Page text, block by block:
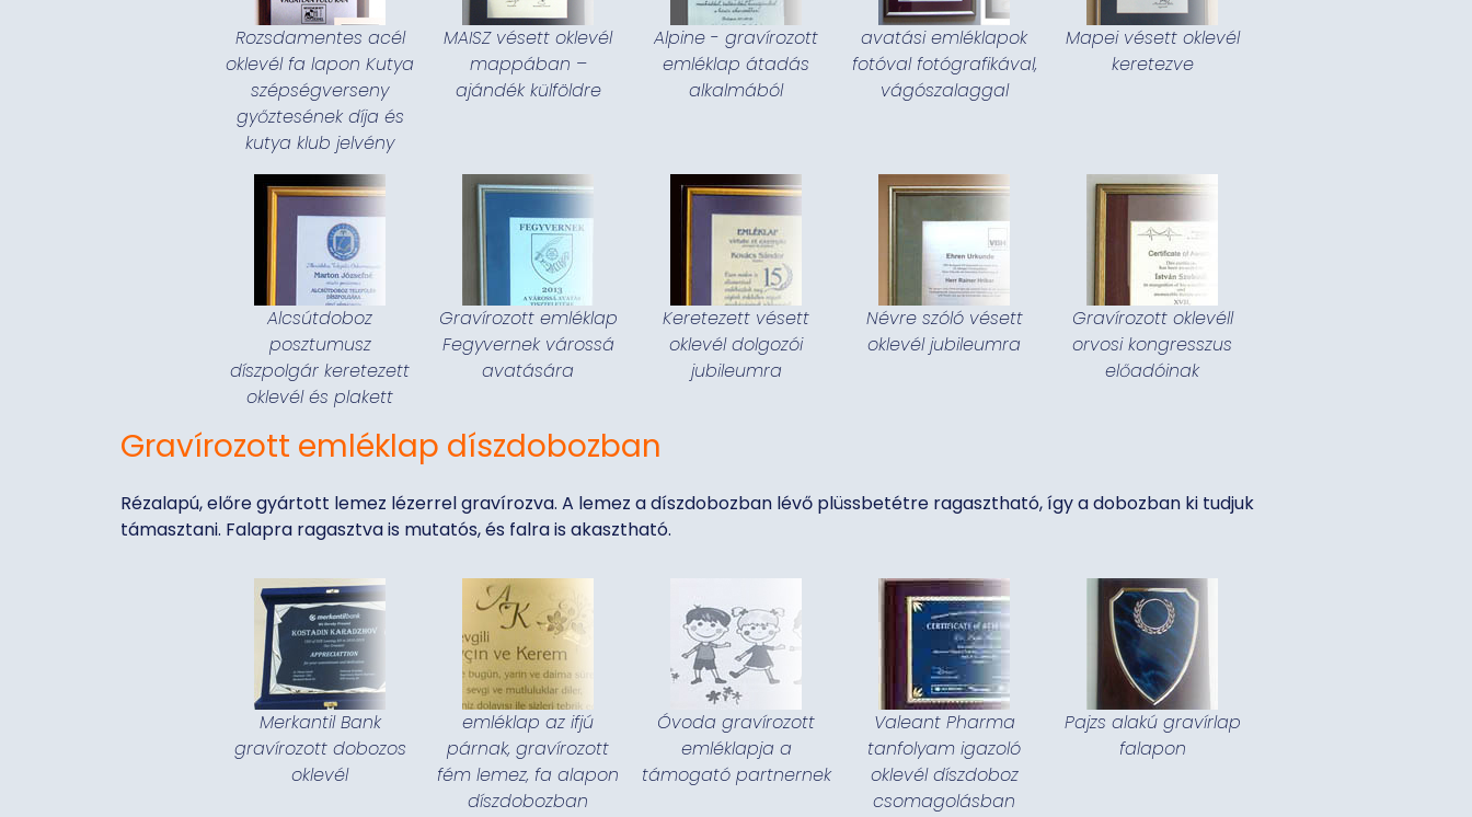
Rozsdamentes acél
oklevél fa lapon Kutya
szépségverseny
győztesének díja és
kutya klub jelvény
MAISZ vésett oklevél
mappában –
ajándék külföldre
Alpine - gravírozott
emléklap átadás
alkalmából
avatási emléklapok
fotóval fotógrafikával,
vágószalaggal
Mapei vésett oklevél
keretezve
Alcsútdoboz
posztumusz
díszpolgár keretezett
oklevél és plakett
Gravírozott emléklap
Fegyvernek várossá
avatására
Keretezett vésett
oklevél dolgozói
jubileumra
Névre szóló vésett
oklevél jubileumra
Gravírozott oklevéll
orvosi kongresszus
előadóinak
Gravírozott emléklap díszdobozban
Rézalapú, előre gyártott lemez lézerrel gravírozva. A lemez a díszdobozban lévő plüssbetétre ragasztható, így a dobozban ki tudjuk
támasztani. Falapra ragasztva is mutatós, és falra is akasztható.
Merkantil Bank
gravírozott dobozos
oklevél
emléklap az ifjú
párnak, gravírozott
fém lemez, fa alapon
díszdobozban
Óvoda gravírozott
emléklapja a
támogató partnernek
Valeant Pharma
tanfolyam igazoló
oklevél díszdoboz
csomagolásban
Pajzs alakú gravírlap
falapon